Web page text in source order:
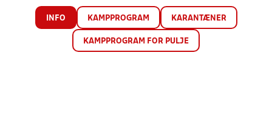
INFO KAMPPROGRAM KARANTÆNER
KAMPPROGRAM FOR PULJE